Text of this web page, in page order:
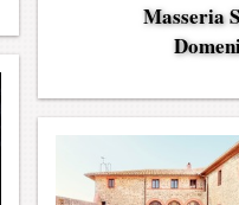
Masseria